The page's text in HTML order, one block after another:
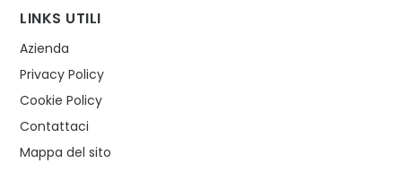
LINKS UTILI
Azienda
Privacy Policy
Cookie Policy
Contattaci
Mappa del sito